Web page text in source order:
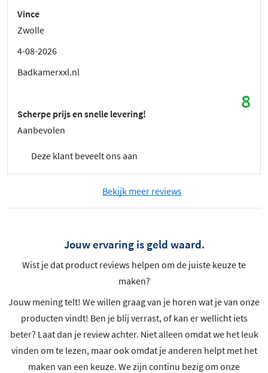
Vince
Zwolle
4-08-2026
Badkamerxxl.nl
8
Scherpe prijs en snelle levering!
Aanbevolen
Deze klant beveelt ons aan
Bekijk meer reviews
Jouw ervaring is geld waard.
Wist je dat product reviews helpen om de juiste keuze te
maken?
Jouw mening telt! We willen graag van je horen wat je van onze
producten vindt! Ben je blij verrast, of kan er wellicht iets
beter? Laat dan je review achter. Niet alleen omdat we het leuk
vinden om te lezen, maar ook omdat je anderen helpt met het
maken van een keuze. We zijn continu bezig om onze